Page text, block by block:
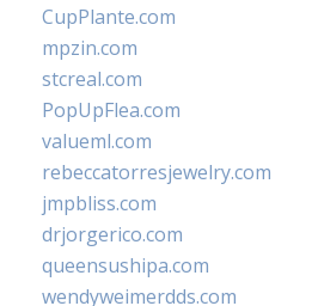
CupPlante.com
mpzin.com
stcreal.com
PopUpFlea.com
valueml.com
rebeccatorresjewelry.com
jmpbliss.com
drjorgerico.com
queensushipa.com
wendyweimerdds.com